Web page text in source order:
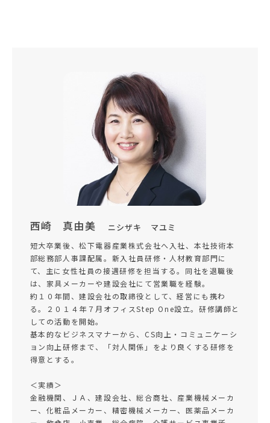
西崎 真由美 ニシザキ マユミ
短大卒業後、松下電器産業株式会社へ入社、本社技術本
部総務部人事課配属。新入社員研修・人材教育部門に
て、主に女性社員の接遇研修を担当する。同社を退職後
は、家具メーカーや建設会社にて営業職を経験。
約１０年間、建設会社の取締役として、経営にも携わ
る。２０１４年７月オフィスStep One設立。研修講師と
しての活動を開始。
基本的なビジネスマナーから、CS向上・コミュニケーシ
ョン向上研修まで、「対人関係」をより良くする研修を
得意とする。
＜実績＞
金融機関、ＪＡ、建設会社、総合商社、産業機械メーカ
ー、化粧品メーカー、精密機械メーカー、医薬品メーカ